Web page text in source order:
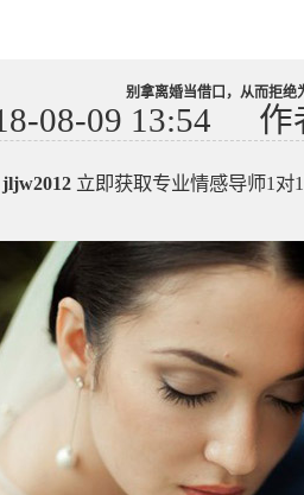
别拿离婚当借口，从而拒绝
08-09 13:54 作
jljw2012 立即获取专业情感导师1对